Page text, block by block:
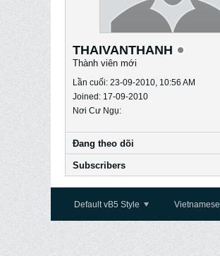
THAIVANTHANH
Thành viên mới
Lần cuối: 23-09-2010, 10:56 AM
Joined: 17-09-2010
Nơi Cư Ngụ:
Ðang theo dõi
Subscribers
Default vB5 Style Vietnamese